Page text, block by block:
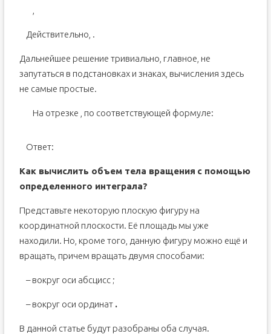
Действительно, .
Дальнейшее решение тривиально, главное, не
запутаться в подстановках и знаках, вычисления здесь
не самые простые.
На отрезке , по соответствующей формуле:
Ответ:
Как вычислить объем тела вращения с помощью
определенного интеграла?
Представьте некоторую плоскую фигуру на
координатной плоскости. Её площадь мы уже
находили. Но, кроме того, данную фигуру можно ещё и
вращать, причем вращать двумя способами:
– вокруг оси абсцисс ;
– вокруг оси ординат .
В данной статье будут разобраны оба случая.